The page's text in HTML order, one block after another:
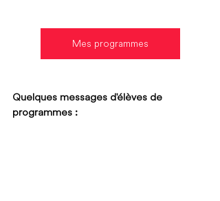
Mes programmes
Quelques messages d'élèves de
programmes :